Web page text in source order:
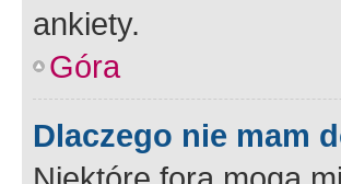
ankiety.
Góra
Dlaczego nie mam